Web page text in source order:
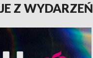
Z WYDARZEŃ